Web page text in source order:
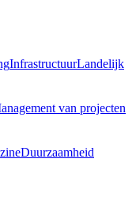
InfrastructuurLandelijk
van projecten
Duurzaamheid